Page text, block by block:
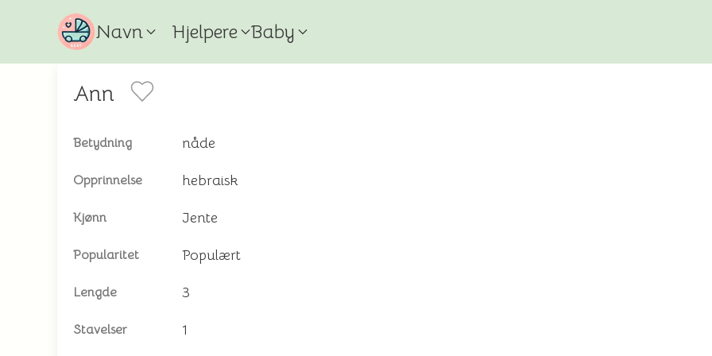
Navn Hjelpere Baby
Ann
Betydning nåde
Opprinnelse hebraisk
Kjønn Jente
Popularitet Populært
Lengde 3
Stavelser 1